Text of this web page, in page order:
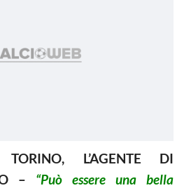
TORINO, L’AGENTE DI
– “Può essere una bella